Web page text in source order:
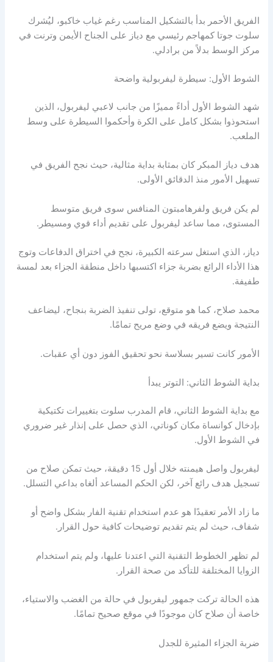
الفريق الأحمر بدأ بالتشكيل المناسب رغم غياب خاكبو، ليُشرك
سلوت جوتا كمهاجم رئيسي مع دياز على الجناح الأيمن وترنت في
مركز الوسط بدلاً من برادلي.
الشوط الأول: سيطرة ليفربولية واضحة
شهد الشوط الأول أداءً مميزًا من جانب لاعبي ليفربول، الذين
استحوذوا بشكل كامل على الكرة وأحكموا السيطرة على وسط
الملعب.
هدف دياز المبكر كان بمثابة بداية مثالية، حيث نجح الفريق في
تسهيل الأمور منذ الدقائق الأولى.
لم يكن فريق ولفرهامبتون المنافس سوى فريق متوسط
المستوى، مما ساعد ليفربول على تقديم أداء قوي ومسيطر.
دياز، الذي استغل سرعته الكبيرة، نجح في اختراق الدفاعات وتوج
هذا الأداء الرائع بضربة جزاء اكتسبها داخل منطقة الجزاء بعد لمسة
طفيفة.
محمد صلاح، كما هو متوقع، تولى تنفيذ الضربة بنجاح، ليضاعف
النتيجة ويضع فريقه في وضع مريح تمامًا.
الأمور كانت تسير بسلاسة نحو تحقيق الفوز دون أي عقبات.
بداية الشوط الثاني: التوتر يبدأ
مع بداية الشوط الثاني، قام المدرب سلوت بتغييرات تكتيكية
بإدخال كوانساة مكان كوناتي، الذي حصل على إنذار غير ضروري
في الشوط الأول.
ليفربول واصل هيمنته خلال أول 15 دقيقة، حيث تمكن صلاح من
تسجيل هدف رائع آخر، لكن الحكم المساعد ألغاه بداعي التسلل.
ما زاد الأمر تعقيدًا هو عدم استخدام تقنية الفار بشكل واضح أو
شفاف، حيث لم يتم تقديم توضيحات كافية حول القرار.
لم تظهر الخطوط التقنية التي اعتدنا عليها، ولم يتم استخدام
الزوايا المختلفة للتأكد من صحة القرار.
هذه الحالة تركت جمهور ليفربول في حالة من الغضب والاستياء،
خاصة أن صلاح كان موجودًا في موقع صحيح تمامًا.
ضربة الجزاء المثيرة للجدل